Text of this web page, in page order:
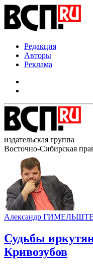
Редакция
Авторы
Реклама
издательская группа
Восточно-Сибирская
Александр
Судьбы
Кривозубов